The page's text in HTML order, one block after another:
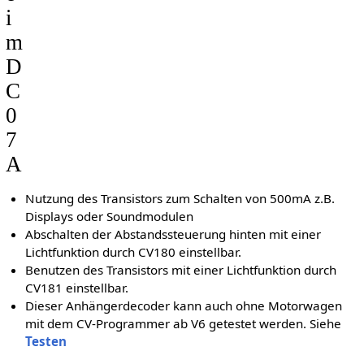
i
m
D
C
0
7
A
Nutzung des Transistors zum Schalten von 500mA z.B.
Displays oder Soundmodulen
Abschalten der Abstandssteuerung hinten mit einer
Lichtfunktion durch CV180 einstellbar.
Benutzen des Transistors mit einer Lichtfunktion durch
CV181 einstellbar.
Dieser Anhängerdecoder kann auch ohne Motorwagen
mit dem CV-Programmer ab V6 getestet werden. Siehe
Testen